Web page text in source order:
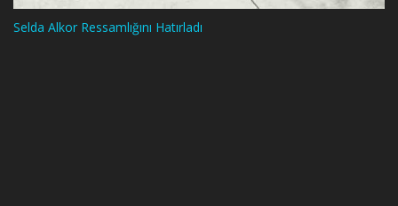
Selda Alkor Ressamlığını Hatırladı